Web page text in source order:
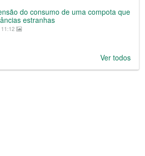
do consumo de uma compota que
estranhas
Ver todos